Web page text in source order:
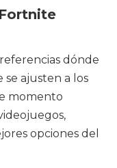
dónde
se ajusten a los
momento
opciones del